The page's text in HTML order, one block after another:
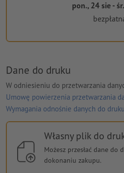
pon., 24 sie -
Dane do druku
W odniesieniu do przetwarzania
Umowę powierzenia przetwarzania
Wymagania odnośnie danych do druku
Własny plik do
Możesz przesłać dane do
dokonaniu zakupu.